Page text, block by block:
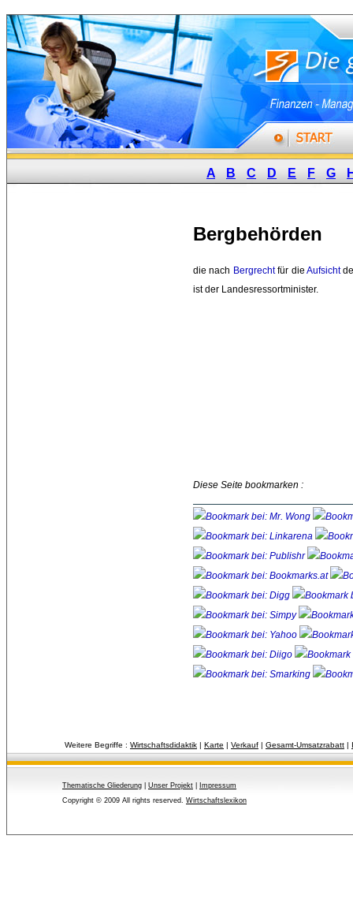
A B C D E F G
Bergbehörden
die nach Bergrechtfür die Aufsicht
ist der Landesressortminister.
Diese Seite bookmarken :
Weitere Begriffe : Wirtschaftsdidaktik | Karte | Verkauf | Gesamt-Umsatzrabatt |
Thematische Gliederung Unser Projekt
Impressum
Copyright © 2009 All rights reserved. Wirtschaftslexikon